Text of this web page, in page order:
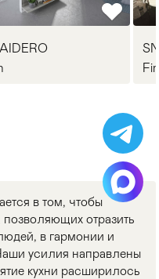
в том, чтобы
позволяющих отразить
в гармонии и
усилия направлены
кухни расширилось